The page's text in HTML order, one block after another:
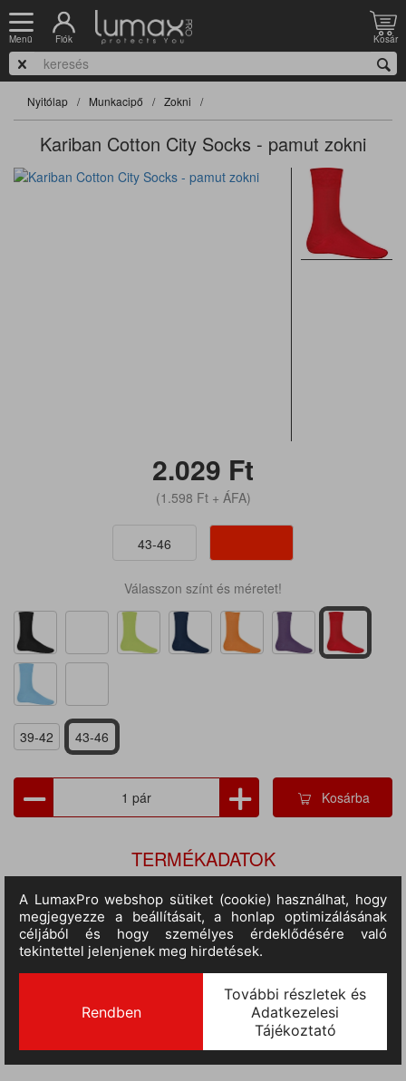
Menü Fiók Kosár
Nyitólap Munkacipő Zokni
Kariban Cotton City Socks - pamut zokni
2.029 Ft
(1.598 Ft+ ÁFA)
43-46
Válasszon színt és méretet!
39-42 43-46
Kosárba
TERMÉKADATOK
Cikkszám:
ka813re-43-46
M.egység:
pár
Szín:
piros
Méret:
43-46
98% pamut / 2% elasztán